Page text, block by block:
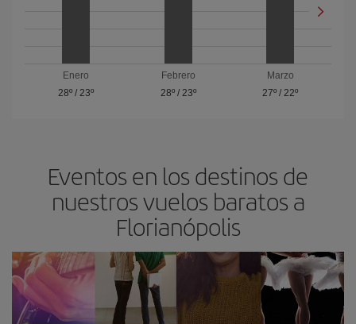
Enero
28º/ 23º
Febrero
28º/ 23º
Marzo
27º /22º
Eventos en los destinos de
nuestros vuelos baratos a
Florianópolis